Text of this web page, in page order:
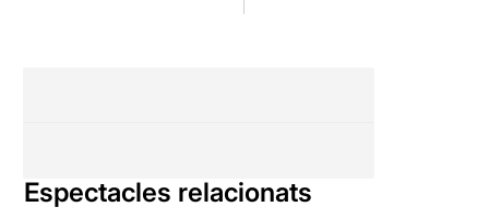
Espectacles relacionats